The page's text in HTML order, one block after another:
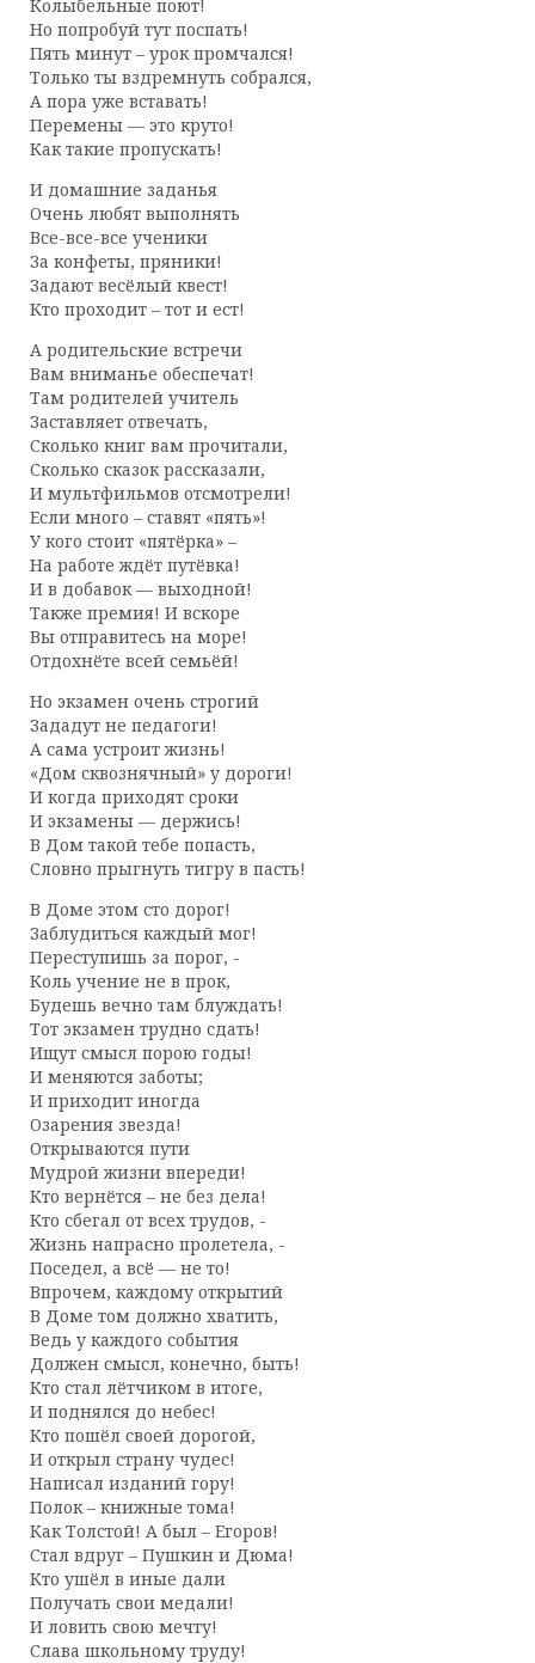
Колыбельные поют!
Но попробуй тут поспать!
Пять минут – урок промчался!
Только ты вздремнуть собрался,
А пора уже вставать!
Перемены — это круто!
Как такие пропускать!
И домашние заданья
Очень любят выполнять
Все-все-все ученики
За конфеты, пряники!
Задают весёлый квест!
Кто проходит – тот и ест!
А родительские встречи
Вам вниманье обеспечат!
Там родителей учитель
Заставляет отвечать,
Сколько книг вам прочитали,
Сколько сказок рассказали,
И мультфильмов отсмотрели!
Если много – ставят «пять»!
У кого стоит «пятёрка» –
На работе ждёт путёвка!
И в добавок — выходной!
Также премия! И вскоре
Вы отправитесь на море!
Отдохнёте всей семьёй!
Но экзамен очень строгий
Зададут не педагоги!
А сама устроит жизнь!
«Дом сквознячный» у дороги!
И когда приходят сроки
И экзамены — держись!
В Дом такой тебе попасть,
Словно прыгнуть тигру в пасть!
В Доме этом сто дорог!
Заблудиться каждый мог!
Переступишь за порог, -
Коль учение не в прок,
Будешь вечно там блуждать!
Тот экзамен трудно сдать!
Ищут смысл порою годы!
И меняются заботы;
И приходит иногда
Озарения звезда!
Открываются пути
Мудрой жизни впереди!
Кто вернётся – не без дела!
Кто сбегал от всех трудов, -
Жизнь напрасно пролетела, -
Поседел, а всё — не то!
Впрочем, каждому открытий
В Доме том должно хватить,
Ведь у каждого события
Должен смысл, конечно, быть!
Кто стал лётчиком в итоге,
И поднялся до небес!
Кто пошёл своей дорогой,
И открыл страну чудес!
Написал изданий гору!
Полок – книжные тома!
Как Толстой! А был – Егоров!
Стал вдруг – Пушкин и Дюма!
Кто ушёл в иные дали
Получать свои медали!
И ловить свою мечту!
Слава школьному труду!